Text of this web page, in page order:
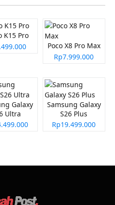
K15 Pro
Poco X8 Pro Max
Rp7.999.000
Galaxy
Ultra
Samsung Galaxy
S26 Plus
Rp19.499.000